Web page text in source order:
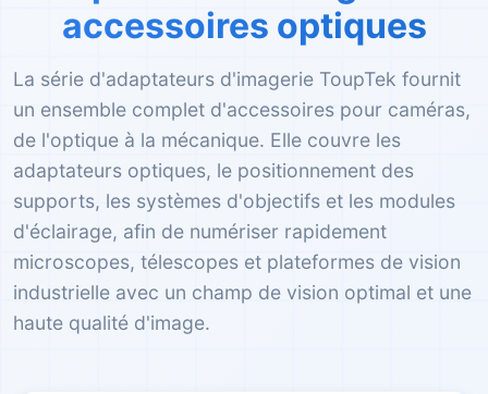
accessoires optiques
La série d'adaptateurs d'imagerie ToupTek fournit
un ensemble complet d'accessoires pour caméras,
de l'optique à la mécanique. Elle couvre les
adaptateurs optiques, le positionnement des
supports, les systèmes d'objectifs et les modules
d'éclairage, afin de numériser rapidement
microscopes, télescopes et plateformes de vision
industrielle avec un champ de vision optimal et une
haute qualité d'image.